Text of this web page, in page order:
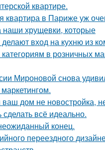
квартире.
квартира в Париже уж
наши хрущевки, которые
вход на кухню из
в розничных
Мироновой снова
дом не новостройка,
всё идеально.
конец.
переездного